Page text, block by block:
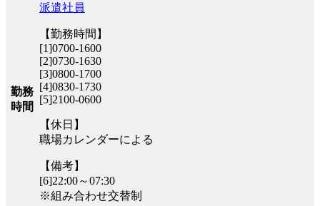
勤務
時間
派遣社員
【勤務時間】
[1]0700-1600
[2]0730-1630
[3]0800-1700
[4]0830-1730
[5]2100-0600
【休日】
職場カレンダーによる
【備考】
[6]22:00～07:30
※組み合わせ交替制